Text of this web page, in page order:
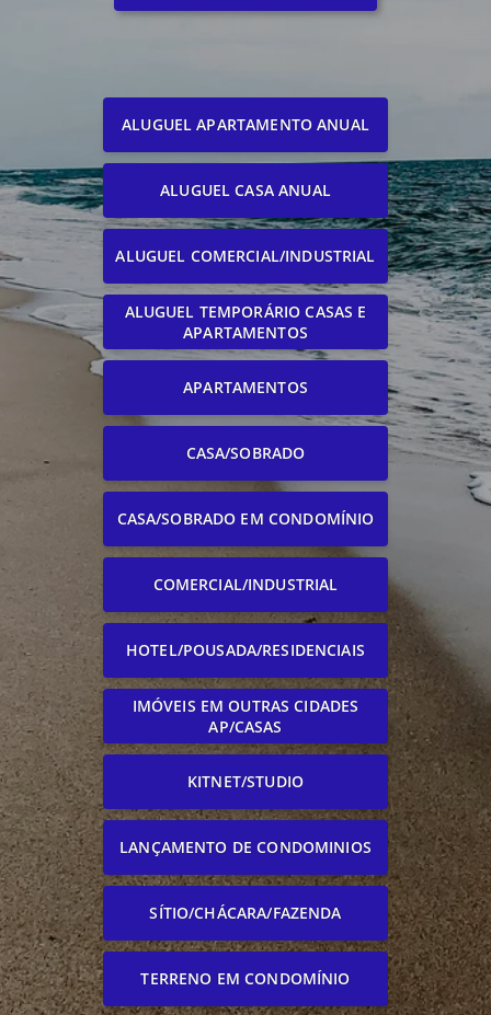
ALUGUEL APARTAMENTO ANUAL
ALUGUEL CASA ANUAL
ALUGUEL COMERCIAL/INDUSTRIAL
ALUGUEL TEMPORÁRIO CASAS E
APARTAMENTOS
APARTAMENTOS
CASA/SOBRADO
CASA/SOBRADO EM CONDOMÍNIO
COMERCIAL/INDUSTRIAL
HOTEL/POUSADA/RESIDENCIAIS
IMÓVEIS EM OUTRAS CIDADES
AP/CASAS
KITNET/STUDIO
LANÇAMENTO DE CONDOMINIOS
SÍTIO/CHÁCARA/FAZENDA
TERRENO EM CONDOMÍNIO